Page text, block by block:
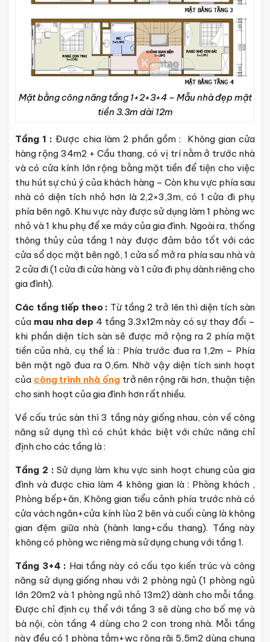
Mặt bằng công năng tầng 1+2+3+4 – Mẫu nhà đẹp mặt
tiền 3.3m dài 12m
Tầng 1 : Được chia làm 2 phần gồm : Không gian cửa
hàng rộng 34m2 + Cầu thang, có vị trí nằm ở trước nhà
và có cửa kính lớn rộng bằng mặt tiền để tiện cho việc
thu hút sự chú ý của khách hàng – Còn khu vực phía sau
nhà có diện tích nhỏ hơn là 2,2×3,3m, có 1 cửa đi phụ
phía bên ngõ. Khu vực này được sử dụng làm 1 phòng wc
nhỏ và 1 khu phụ để xe máy của gia đình. Ngoài ra, thống
thông thủy của tầng 1 này được đảm bảo tốt với các
cửa sổ dọc mặt bên ngõ, 1 cửa sổ mở ra phía sau nhà và
2 cửa đi (1 cửa đi cửa hàng và 1 cửa đi phụ dành riêng cho
gia đình).
Các tầng tiếp theo : Từ tầng 2 trở lên thì diện tích sàn
của mau nha dep 4 tầng 3.3x12m này có sự thay đổi –
khi phần diện tích sàn sẽ được mở rộng ra 2 phía mặt
tiền của nhà, cụ thể là : Phía trước đua ra 1,2m – Phía
bên mặt ngõ đua ra 0,6m. Nhờ vậy diện tích sinh hoạt
của công trình nhà ốngtrở nên rộng rãi hơn, thuận tiện
cho sinh hoạt của gia đình hơn rất nhiều.
Về cấu trúc sàn thì 3 tầng này giống nhau, còn về công
năng sử dụng thì có chút khác biệt với chức năng chỉ
định cho các tầng là :
Tầng 2 : Sử dụng làm khu vực sinh hoạt chung của gia
đình và được chia làm 4 không gian là : Phòng khách ,
Phòng bếp+ăn, Không gian tiểu cảnh phía trước nhà có
cửa vách ngăn+cửa kính lùa 2 bên và cuối cùng là không
gian đệm giữa nhà (hành lang+cầu thang). Tầng này
không có phòng wc riêng mà sử dụng chung với tầng 1.
Tầng 3+4 : Hai tầng này có cấu tạo kiến trúc và công
năng sử dụng giống nhau với 2 phòng ngủ (1 phòng ngủ
lớn 20m2 và 1 phòng ngủ nhỏ 13m2) dành cho mỗi tầng.
Được chỉ định cụ thể với tầng 3 sẽ dùng cho bố mẹ và
bà nội, còn tầng 4 dùng cho 2 con trong nhà. Mỗi tầng
này đều có 1 phòng tắm+wc rộng rãi 5,5m2 dùng chung